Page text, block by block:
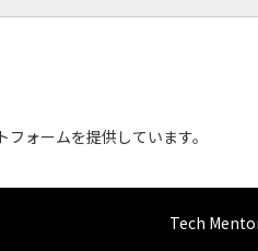
ォームを提供しています。
Tech